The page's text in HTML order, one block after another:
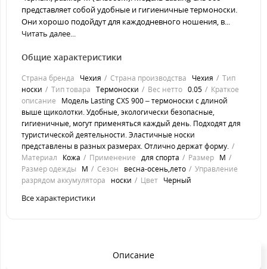
представляет собой удобные и гигиеничные термоноски.
Они хорошо подойдут для каждодневного ношения, в...
Читать далее...
Общие характеристики
Страна бренда Чехия Страна производства Чехия
Тип
носки
Тип товара Термоноски Вес нетто 0.05
Краткое
описание
Модель Lasting CXS 900 – термоноски с длиной
выше щиколотки. Удобные, экологически безопасные,
гигиеничные, могут применяться каждый день. Подходят для
туристической деятельности. Эластичные носки
представлены в разных размерах. Отлично держат форму.
Материал
Кожа Применение для спорта Размер M
Размер одежды
M Сезон весна-осень,лето
Управление
разрядом аккумулятора
носки Цвет Черный
Все характеристики
Описание